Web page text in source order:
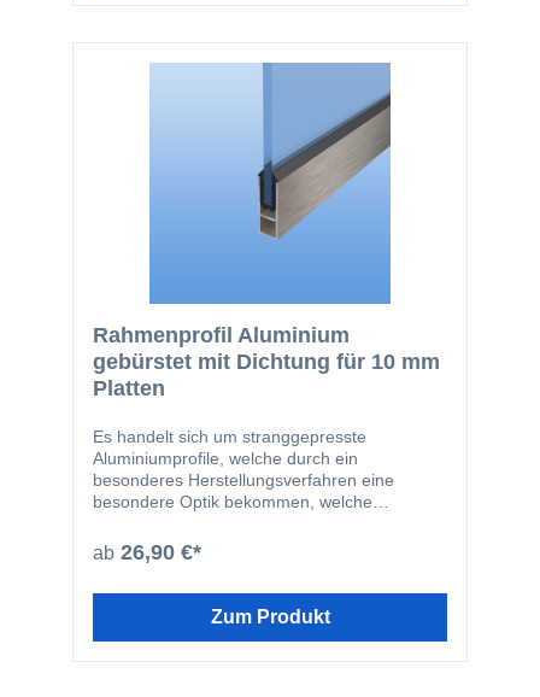
Rahmenprofil Aluminium
gebürstet mit Dichtung für 10 mm
Platten
Es handelt sich um stranggepresste
Aluminiumprofile, welche durch ein
besonderes Herstellungsverfahren eine
besondere Optik bekommen, welche
Profil ist für Kunststoffplatten, Trespa oder
auch Glas mit einer Stärke von 8mm - 10mm
diese mit unserem Eckverbinder fixiert
ab 26,90 €*
Zum Produkt